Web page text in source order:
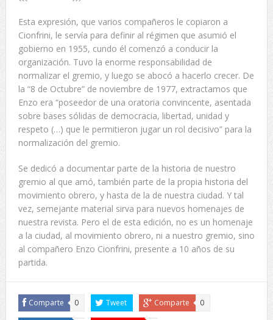
Esta expresión, que varios compañeros le copiaron a
Cionfrini, le servía para definir al régimen que asumió el
gobierno en 1955, cundo él comenzó a conducir la
organización. Tuvo la enorme responsabilidad de
normalizar el gremio, y luego se abocó a hacerlo crecer. De
la “8 de Octubre” de noviembre de 1977, extractamos que
Enzo era “poseedor de una oratoria convincente, asentada
sobre bases sólidas de democracia, libertad, unidad y
respeto (…) que le permitieron jugar un rol decisivo” para la
normalización del gremio.
Se dedicó a documentar parte de la historia de nuestro
gremio al que amó, también parte de la propia historia del
movimiento obrero, y hasta de la de nuestra ciudad. Y tal
vez, semejante material sirva para nuevos homenajes de
nuestra revista. Pero el de esta edición, no es un homenaje
a la ciudad, al movimiento obrero, ni a nuestro gremio, sino
al compañero Enzo Cionfrini, presente a 10 años de su
partida.
Comparte 0 Tweet Comparte 0